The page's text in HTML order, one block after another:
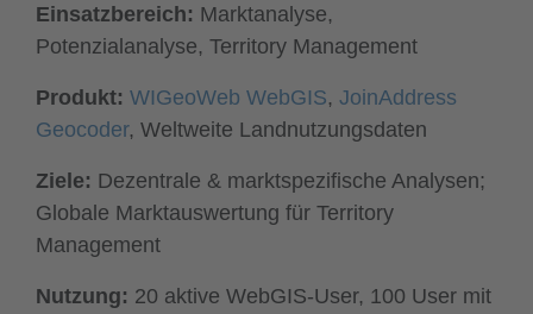
Einsatzbereich: Marktanalyse,
Potenzialanalyse, Territory Management
Produkt: WIGeoWeb WebGIS, JoinAddress
Geocoder, Weltweite Landnutzungsdaten
Ziele: Dezentrale & marktspezifische Analysen;
Globale Marktauswertung für Territory
Management
Nutzung: 20 aktive WebGIS-User, 100 User mit